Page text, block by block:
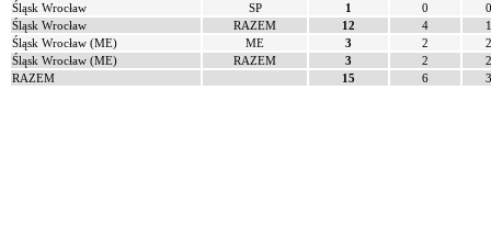
Śląsk Wrocław
SP 1 0
0
Śląsk Wrocław
RAZEM 12 4
1
Śląsk Wrocław (ME)
ME 3 2
2
Śląsk Wrocław (ME)
RAZEM 3 2
2
RAZEM
15 6 3